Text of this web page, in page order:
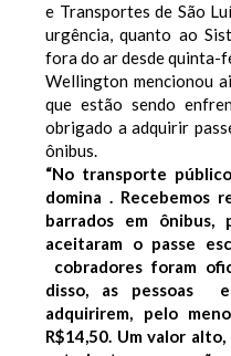
e Transportes de São
urgência, quanto ao
fora do ar desde quinta-
Wellington mencionou
que estão sendo
obrigado a adquirir
ônibus.
“No transporte
domina . Recebemos
barrados em ônibus,
aceitaram o passe
cobradores foram
disso, as pessoas
adquirirem, pelo
R$14,50. Um valor